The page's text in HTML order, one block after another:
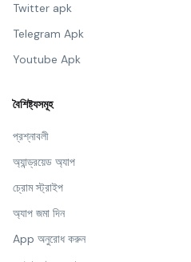
Twitter apk
Telegram Apk
Youtube Apk
বৈশিষ্ট্যসমূহ
প্রশ্নাবলী
অ্যান্ড্রয়েড অ্যাপ
চ্রোম স্ট্রাইপ
অ্যাপ জমা দিন
App অনুরোধ করুন